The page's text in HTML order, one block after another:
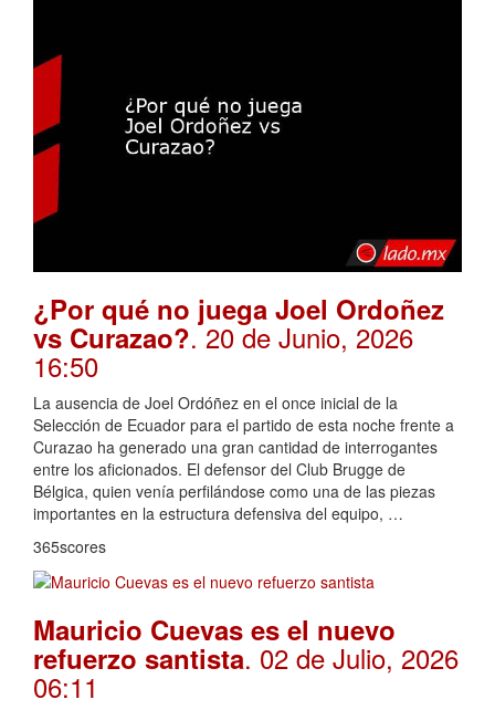
¿Por qué no juega Joel Ordoñez
vs Curazao?. 20 de Junio, 2026
16:50
La ausencia de Joel Ordóñez en el once inicial de la
Selección de Ecuador para el partido de esta noche frente a
Curazao ha generado una gran cantidad de interrogantes
entre los aficionados. El defensor del Club Brugge de
Bélgica, quien venía perfilándose como una de las piezas
importantes en la estructura defensiva del equipo, …
365scores
Mauricio Cuevas es el nuevo
refuerzo santista. 02 de Julio, 2026
06:11